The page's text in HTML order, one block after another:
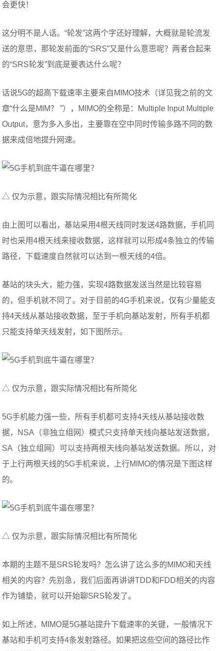
会更快！
这分明不是人话。“轮发”这两个字还好理解，大概就是轮流发
送的意思，那轮发前面的“SRS”又是什么意思呢？两者合起来
的“SRS轮发”到底是要表达什么呢？
话说5G的超高下载速率主要来自MIMO技术（详见我之前的文
章“什么是MIM？ ”），MIMO的全称是：Multiple Input Multiple
Output，意为多入多出，主要靠在空中同时传输多路不同的数
据来成倍地提升网速。
△ 仅为示意，跟实际情况相比有所简化
由上图可以看出，基站采用4根天线同时发送4路数据，手机同
时也采用4根天线来接收数据，这样就可以形成4条独立的传输
路径，下载速度自然就可以达到一根天线的4倍。
基站的块头大，能力强，实现4路数据发送当然是比较容易
的，但手机就不同了。对于目前的4G手机来说，仅有少量能支
持4天线从基站接收数据，至于手机向基站发射，所有手机都
只能支持单天线发射，如下图所示。
△ 仅为示意，跟实际情况相比有所简化
5G手机能力强一些，所有手机都可支持4天线从基站接收数
据，NSA（非独立组网）模式只支持单天线向基站发送数据，
SA（独立组网）可以支持两根天线向基站发送数据。所以，对
于上行两根天线的5G手机来说，上行MIMO的情况是下图这样
的。
△ 仅为示意，跟实际情况相比有所简化
本期的主题不是SRS轮发吗？怎么讲了这么多的MIMO和天线
相关的内容？先别急，我们后面再讲讲TDD和FDD相关的内容
作为铺垫，就可以开始聊SRS轮发了。
如上所述，MIMO是5G基站提升下载速率的关键，一般情况下
基站和手机可支持4条发射路径。如果把这些空间的路径比作